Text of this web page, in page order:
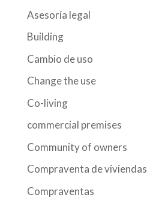
Asesoría legal
Building
Cambio de uso
Change the use
Co-living
commercial premises
Community of owners
Compraventa de viviendas
Compraventas